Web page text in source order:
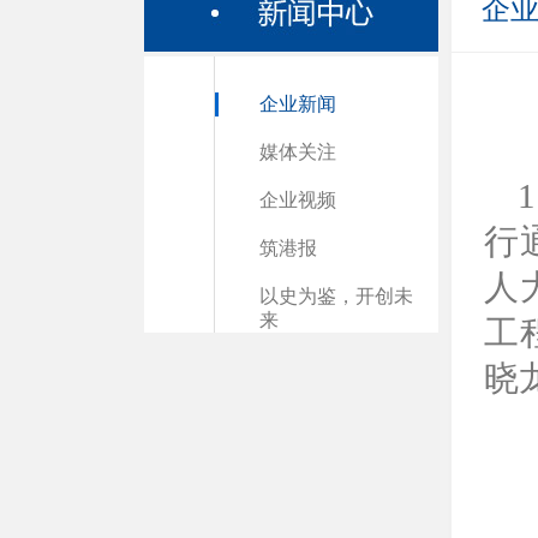
企业新闻
媒体关注
企业视频
筑港报
以史为鉴，开创未
来
企
行
人
工
晓